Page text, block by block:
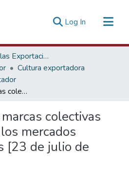
Log In (current)
Promoción de las Exportaciones
Cultura exportadora
Estrategias de marcas colectivas para ingreso a los mercados internacionales [23 de julio de 2014]
colectivas
mercados
[23 de julio de